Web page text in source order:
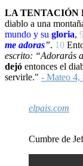
LA TENTACIÓN
diablo a una
mundo y su gloria,
me adoras”. 10
escrito: “Adorarás
dejó entonces el
servirle." - Mateo 4,
elpais.com
Cumbre de